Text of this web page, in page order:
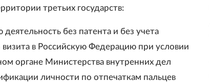
третьих государств:
без патента и без учета
в Российскую Федерацию при условии
органе Министерства внутренних дел
личности по отпечаткам пальцев